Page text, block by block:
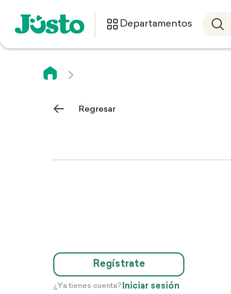
Departamentos
Regresar
Regístrate
¿Ya tienes cuenta? Iniciar sesión